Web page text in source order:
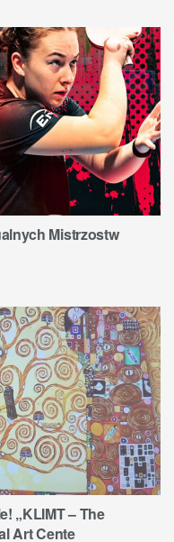
Mistrzostw
„KLIMT – The
Art Cente